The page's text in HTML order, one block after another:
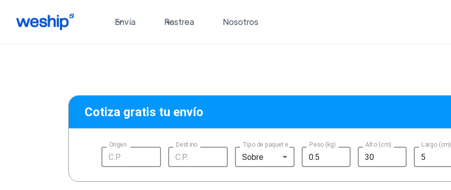
Envía Rastrea Nosotros
Cotiza gratis tu envío
Origen Destino Tipo de paquete
Sobre
Peso (kg) Alto (cm) Largo (cm)